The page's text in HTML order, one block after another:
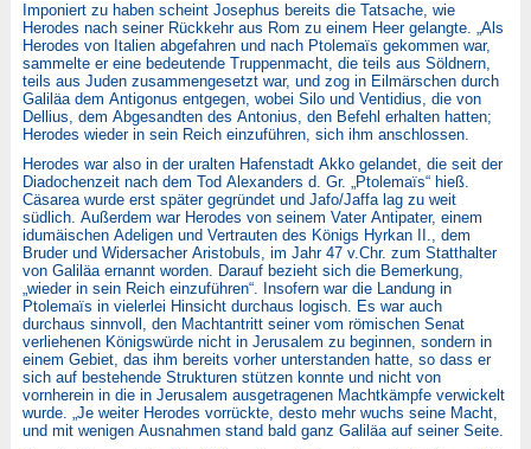
Imponiert zu haben scheint Josephus bereits die Tatsache, wie
Herodes nach seiner Rückkehr aus Rom zu einem Heer gelangte. „Als
Herodes von Italien abgefahren und nach Ptolemaïs gekommen war,
sammelte er eine bedeutende Truppenmacht, die teils aus Söldnern,
teils aus Juden zusammengesetzt war, und zog in Eilmärschen durch
Galiläa dem Antigonus entgegen, wobei Silo und Ventidius, die von
Dellius, dem Abgesandten des Antonius, den Befehl erhalten hatten;
Herodes wieder in sein Reich einzuführen, sich ihm anschlossen.
Herodes war also in der uralten Hafenstadt Akko gelandet, die seit der
Diadochenzeit nach dem Tod Alexanders d. Gr. „Ptolemaïs“ hieß.
Cäsarea wurde erst später gegründet und Jafo/Jaffa lag zu weit
südlich. Außerdem war Herodes von seinem Vater Antipater, einem
idumäischen Adeligen und Vertrauten des Königs Hyrkan II., dem
Bruder und Widersacher Aristobuls, im Jahr 47 v.Chr. zum Statthalter
von Galiläa ernannt worden. Darauf bezieht sich die Bemerkung,
„wieder in sein Reich einzuführen“. Insofern war die Landung in
Ptolemaïs in vielerlei Hinsicht durchaus logisch. Es war auch
durchaus sinnvoll, den Machtantritt seiner vom römischen Senat
verliehenen Königswürde nicht in Jerusalem zu beginnen, sondern in
einem Gebiet, das ihm bereits vorher unterstanden hatte, so dass er
sich auf bestehende Strukturen stützen konnte und nicht von
vornherein in die in Jerusalem ausgetragenen Machtkämpfe verwickelt
wurde. „Je weiter Herodes vorrückte, desto mehr wuchs seine Macht,
und mit wenigen Ausnahmen stand bald ganz Galiläa auf seiner Seite.